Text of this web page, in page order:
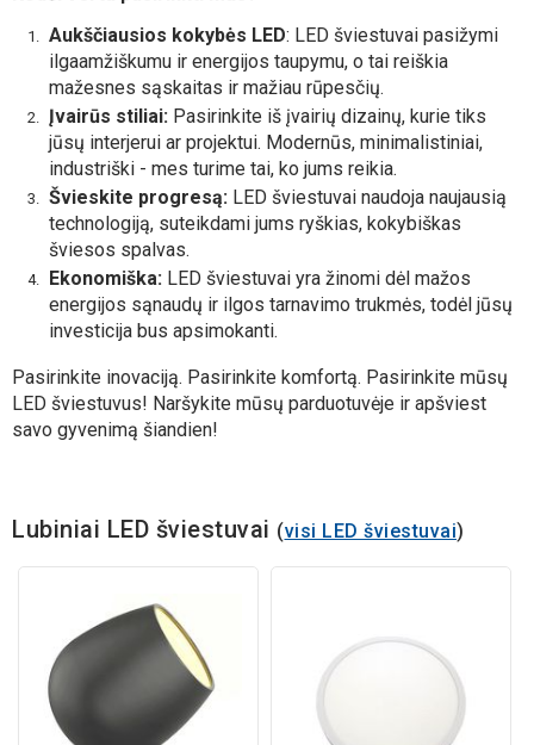
Aukščiausios kokybės LED: LED šviestuvai pasižymi
ilgaamžiškumu ir energijos taupymu, o tai reiškia
mažesnes sąskaitas ir mažiau rūpesčių.
Įvairūs stiliai: Pasirinkite iš įvairių dizainų, kurie tiks
jūsų interjerui ar projektui. Modernūs, minimalistiniai,
industriški - mes turime tai, ko jums reikia.
Švieskite progresą: LED šviestuvai naudoja naujausią
technologiją, suteikdami jums ryškias, kokybiškas
šviesos spalvas.
Ekonomiška: LED šviestuvai yra žinomi dėl mažos
energijos sąnaudų ir ilgos tarnavimo trukmės, todėl jūsų
investicija bus apsimokanti.
Pasirinkite inovaciją. Pasirinkite komfortą. Pasirinkite mūsų
LED šviestuvus! Naršykite mūsų parduotuvėje ir apšviest
savo gyvenimą šiandien!
Lubiniai LED šviestuvai (visi LED šviestuvai)